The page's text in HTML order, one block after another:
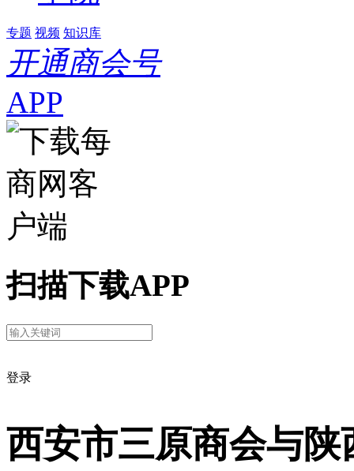
专题 视频 知识库
开通商会号
APP
扫描下载APP
登录
西安市三原商会与